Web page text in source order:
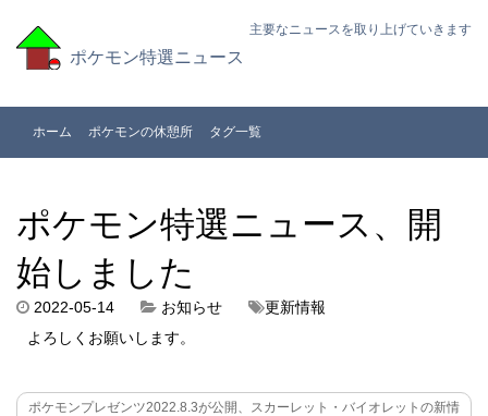
ポケモン特選ニュース
主要なニュースを取り上げていきます
ホーム ポケモンの休憩所 タグ一覧
ポケモン特選ニュース、開
始しました
2022-05-14 お知らせ
更新情報
よろしくお願いします。
ポケモンプレゼンツ2022.8.3が公開、スカーレット・バイオレットの新情